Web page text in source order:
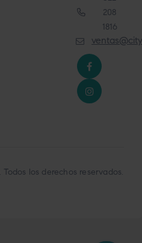
208
1816
. Todos los derechos reservados.